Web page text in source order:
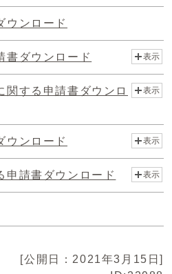
ウンロード
書ダウンロード 表示
関する申請書ダウンロ
表示
ウンロード 表示
申請書ダウンロード 表示
[公開日：2021年3月15日]